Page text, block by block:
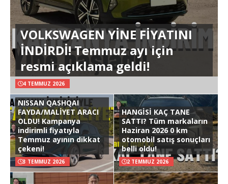
VOLKSWAGEN YİNE FİYATINI
İNDİRDİ! Temmuz ayı için
resmi açıklama geldi!
4 TEMMUZ 2026
NISSAN QASHQAI
FAYDA/MALİYET ARACI
OLDU! Kampanya
indirimli fiyatıyla
Temmuz ayının dikkat
çekeni!
3 TEMMUZ 2026
HANGİSİ KAÇ TANE
SATTI? Tüm markaların
Haziran 2026 0 km
otomobil satış sonuçları
belli oldu!
2 TEMMUZ 2026